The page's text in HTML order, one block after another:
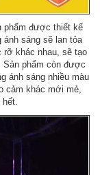
phẩm được thiết kế
sáng sẽ lan tỏa
rỡ khác nhau, sẽ tạo
Sản phẩm còn được
ánh sáng nhiều màu
cảm khác mới mẻ,